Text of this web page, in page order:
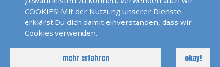
SKS / SBFS Ausbildungs Und
Meilentörn
COOKIES! Mit der Nutzung unserer Dienste
erklärst Du dich damit einverstanden, dass wir
Cookies verwenden.
mehr erfahren okay!